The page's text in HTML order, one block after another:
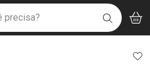
precisa? BUSCAR